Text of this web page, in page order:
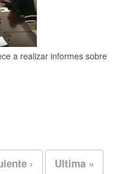
a realizar informes sobre
›
Ultima »